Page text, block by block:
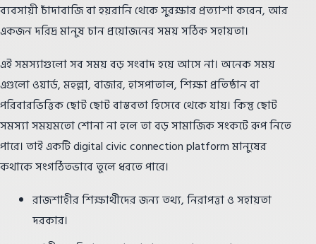
ব্যবসায়ী চাঁদাবাজি বা হয়রানি থেকে সুরক্ষার প্রত্যাশা করেন, আর
একজন দরিদ্র মানুষ চান প্রয়োজনের সময় সঠিক সহায়তা।
এই সমস্যাগুলো সব সময় বড় সংবাদ হয়ে আসে না। অনেক সময়
এগুলো ওয়ার্ড, মহল্লা, বাজার, হাসপাতাল, শিক্ষা প্রতিষ্ঠান বা
পরিবারভিত্তিক ছোট ছোট বাস্তবতা হিসেবে থেকে যায়। কিন্তু ছোট
সমস্যা সময়মতো শোনা না হলে তা বড় সামাজিক সংকটে রূপ নিতে
পারে। তাই একটি digital civic connection platform মানুষের
কথাকে সংগঠিতভাবে তুলে ধরতে পারে।
রাজশাহীর শিক্ষার্থীদের জন্য তথ্য, নিরাপত্তা ও সহায়তা
দরকার।